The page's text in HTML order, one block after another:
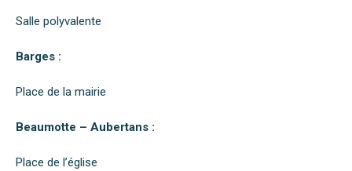
Salle polyvalente
Barges :
Place de la mairie
Beaumotte – Aubertans :
Place de l’église